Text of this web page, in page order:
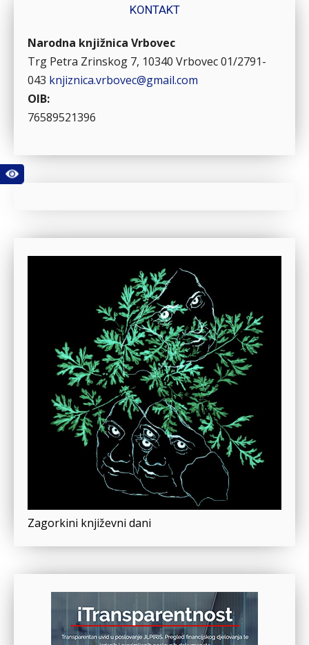
KONTAKT
Narodna knjižnica Vrbovec
Trg Petra Zrinskog 7, 10340 Vrbovec01/2791-
043 knjiznica.vrbovec@gmail.com
OIB:
76589521396
Zagorkini književni dani